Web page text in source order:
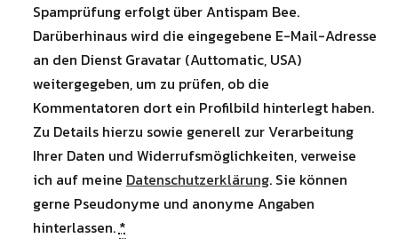
Spamprüfung erfolgt über Antispam Bee.
Darüberhinaus wird die eingegebene E-Mail-Adresse
an den Dienst Gravatar (Auttomatic, USA)
weitergegeben, um zu prüfen, ob die
Kommentatoren dort ein Profilbild hinterlegt haben.
Zu Details hierzu sowie generell zur Verarbeitung
Ihrer Daten und Widerrufsmöglichkeiten, verweise
ich auf meine Datenschutzerklärung. Sie können
gerne Pseudonyme und anonyme Angaben
hinterlassen.*